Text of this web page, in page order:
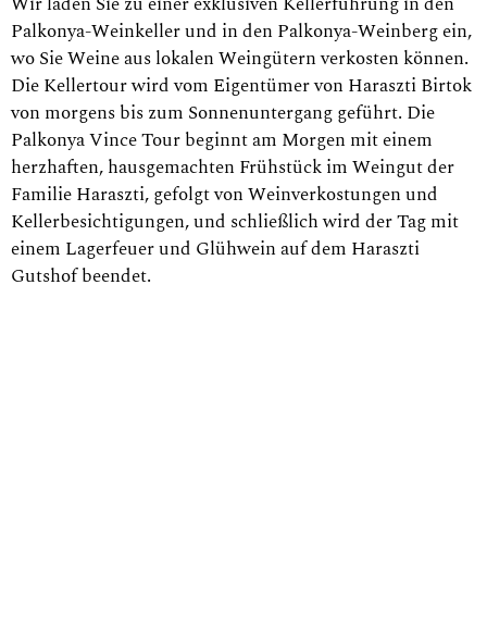
Palkonya-Weinkeller und in den Palkonya-Weinberg ein,
wo Sie Weine aus lokalen Weingütern verkosten können.
Die Kellertour wird vom Eigentümer von Haraszti Birtok
von morgens bis zum Sonnenuntergang geführt. Die
Palkonya Vince Tour beginnt am Morgen mit einem
herzhaften, hausgemachten Frühstück im Weingut der
Familie Haraszti, gefolgt von Weinverkostungen und
Kellerbesichtigungen, und schließlich wird der Tag mit
einem Lagerfeuer und Glühwein auf dem Haraszti
Gutshof beendet.